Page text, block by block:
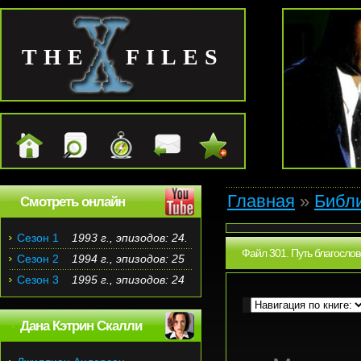
THE FILES
Главная »
Файл 301. Путь
Смотреть онлайн
Сезон 1
1993 г., эпизодов: 24.
Сезон 2
1994 г., эпизодов: 25
Сезон 3
1995 г., эпизодов: 24
Дана Кэтрин Скалли